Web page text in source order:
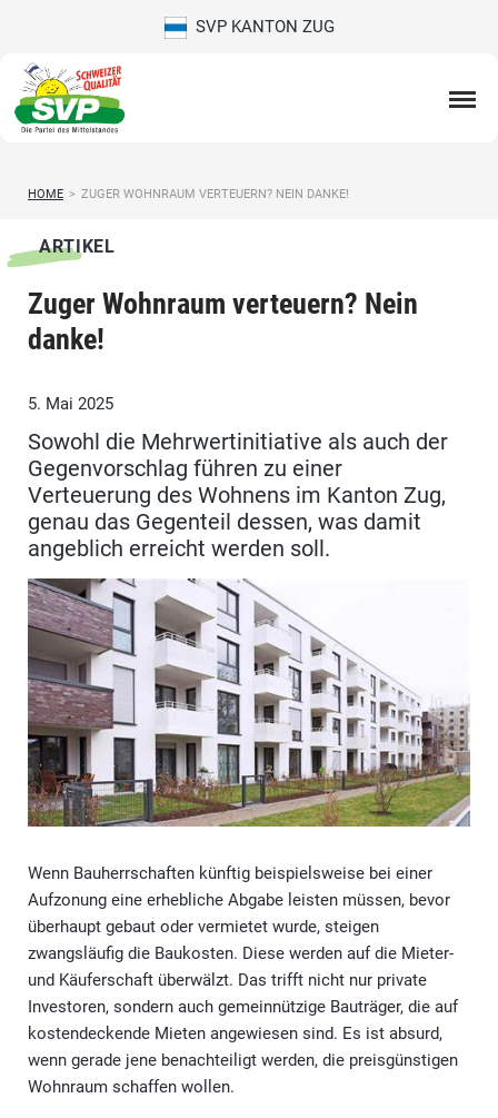
SVP KANTON ZUG
HOME > ZUGER WOHNRAUM VERTEUERN? NEIN DANKE!
ARTIKEL
Zuger Wohnraum verteuern? Nein
danke!
5. Mai 2025
Sowohl die Mehrwertinitiative als auch der
Gegenvorschlag führen zu einer
Verteuerung des Wohnens im Kanton Zug,
genau das Gegenteil dessen, was damit
angeblich erreicht werden soll.
Wenn Bauherrschaften künftig beispielsweise bei einer
Aufzonung eine erhebliche Abgabe leisten müssen, bevor
überhaupt gebaut oder vermietet wurde, steigen
zwangsläufig die Baukosten. Diese werden auf die Mieter-
und Käuferschaft überwälzt. Das trifft nicht nur private
Investoren, sondern auch gemeinnützige Bauträger, die auf
kostendeckende Mieten angewiesen sind. Es ist absurd,
wenn gerade jene benachteiligt werden, die preisgünstigen
Wohnraum schaffen wollen.